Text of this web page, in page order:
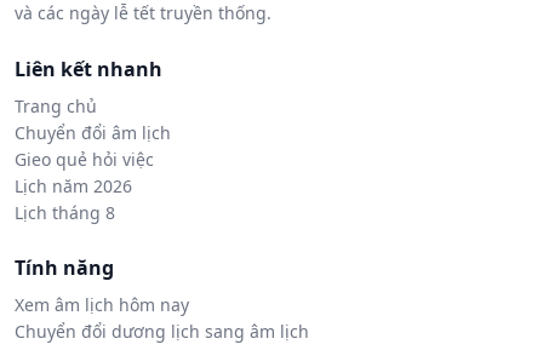
và các ngày lễ tết truyền thống.
Liên kết nhanh
Trang chủ
Chuyển đổi âm lịch
Gieo quẻ hỏi việc
Lịch năm 2026
Lịch tháng 8
Tính năng
Xem âm lịch hôm nay
Chuyển đổi dương lịch sang âm lịch